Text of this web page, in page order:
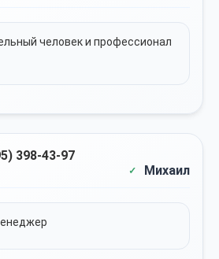
человек и профессионал
398-43-97
Михаил